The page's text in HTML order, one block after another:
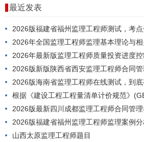
最近发表
2026版福建省福州监理工程师测试，考
2026年全国监理工程师监理基本理论与
2026年最新版监理工程师质量投资进度
2026版新版陕西省西安监理工程师合同
2026版海南省监理工程师在线测试，到
根据《建设工程工程量清单计价规范》(GB50500-2013)的
2026版最新四川成都监理工程师合同管
2026版福建省福州监理工程师监理案例
山西太原监理工程师题目